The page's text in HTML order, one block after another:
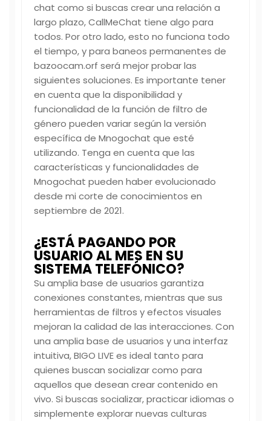
chat como si buscas crear una relación a
largo plazo, CallMeChat tiene algo para
todos. Por otro lado, esto no funciona todo
el tiempo, y para baneos permanentes de
bazoocam.orf será mejor probar las
siguientes soluciones. Es importante tener
en cuenta que la disponibilidad y
funcionalidad de la función de filtro de
género pueden variar según la versión
específica de Mnogochat que esté
utilizando. Tenga en cuenta que las
características y funcionalidades de
Mnogochat pueden haber evolucionado
desde mi corte de conocimientos en
septiembre de 2021.
¿ESTÁ PAGANDO POR
USUARIO AL MES EN SU
SISTEMA TELEFÓNICO?
Su amplia base de usuarios garantiza
conexiones constantes, mientras que sus
herramientas de filtros y efectos visuales
mejoran la calidad de las interacciones. Con
una amplia base de usuarios y una interfaz
intuitiva, BIGO LIVE es ideal tanto para
quienes buscan socializar como para
aquellos que desean crear contenido en
vivo. Si buscas socializar, practicar idiomas o
simplemente explorar nuevas culturas